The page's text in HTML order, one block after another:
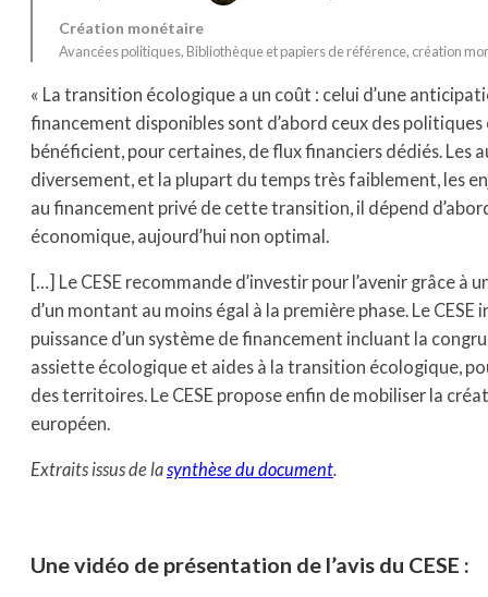
Création monétaire
Avancées politiques, Bibliothèque et papiers de référence, création
« La transition écologique a un coût : celui d’une
financement disponibles sont d’abord ceux des
bénéficient, pour certaines, de flux financiers dédiés.
diversement, et la plupart du temps très faiblement, les
au financement privé de cette transition, il dépend
économique, aujourd’hui non optimal.
[…] Le CESE recommande d’investir pour l’avenir grâce à
d’un montant au moins égal à la première phase. Le
puissance d’un système de financement incluant la
assiette écologique et aides à la transition écologique,
des territoires. Le CESE propose enfin de mobiliser la
européen.
Extraits issus de lasynthèse du document.
Une vidéo de présentation de l’avis du CESE :